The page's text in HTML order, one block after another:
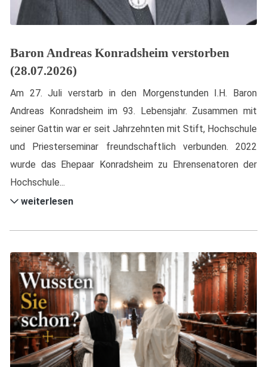
Baron Andreas Konradsheim verstorben
(28.07.2026)
Am 27. Juli verstarb in den Morgenstunden I.H. Baron
Andreas Konradsheim im 93. Lebensjahr. Zusammen mit
seiner Gattin war er seit Jahrzehnten mit Stift, Hochschule
und Priesterseminar freundschaftlich verbunden. 2022
wurde das Ehepaar Konradsheim zu Ehrensenatoren der
Hochschule...
weiterlesen